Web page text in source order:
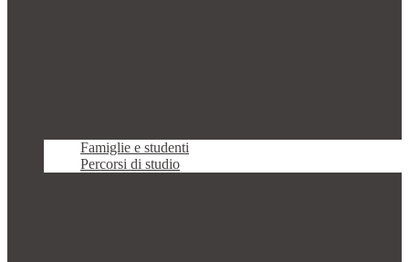
Famiglie e studenti
Percorsi di studio